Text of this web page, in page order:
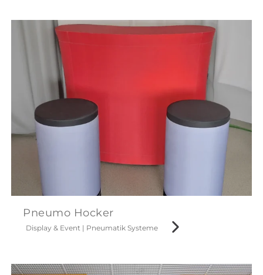
Pneumo Hocker
Display & Event | Pneumatik Systeme